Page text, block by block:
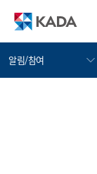
알림/참여